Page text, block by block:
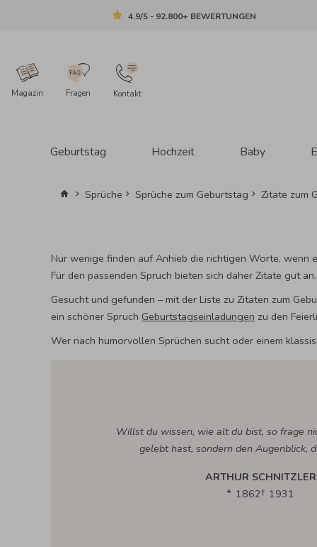
4.9/5 - 92.800+ BEWERTUNGEN
Magazin Fragen Kontakt
Geburtstag Hochzeit Baby
Sprüche Sprüche zum Geburtstag Zitate zum
Nur wenige finden auf Anhieb die richtigen Worte, wenn
Für den passenden Spruch bieten sich daher Zitate gut
Gesucht und gefunden – mit der Liste zu Zitaten zum
ein schöner Spruch Geburtstagseinladungen zu den
Wer nach humorvollen Sprüchen sucht oder einem
Willst du wissen, wie alt du bist, so frage
gelebt hast, sondern den Augenblick,
ARTHUR SCHNITZLER
1862
1931